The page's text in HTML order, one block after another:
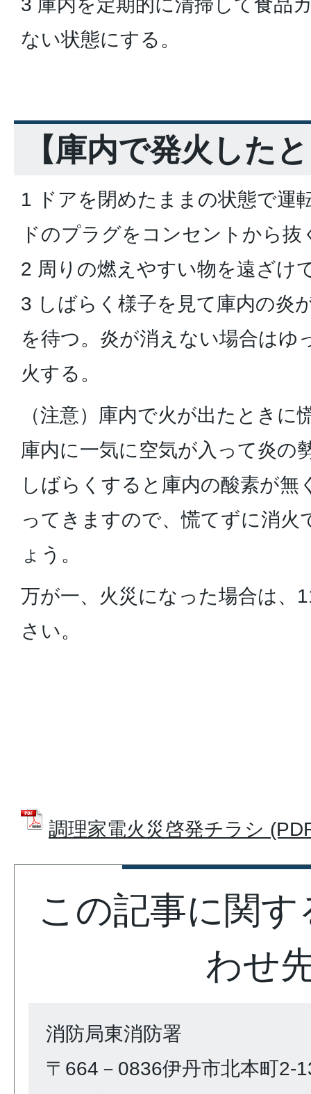
3 庫内を定期的に清掃して食品
ない状態にする。
【庫内で発火した
1 ドアを閉めたままの状態で運
ドのプラグをコンセントから抜
2 周りの燃えやすい物を遠ざけ
3 しばらく様子を見て庫内の炎
を待つ。炎が消えない場合はゆ
火する。
（注意）庫内で火が出たときに
庫内に一気に空気が入って炎の
しばらくすると庫内の酸素が無
ってきますので、慌てずに消火
ょう。
万が一、火災になった場合は、
さい。
調理家電火災啓発チラシ
この記事に関
わせ
消防局東消防署
〒664－0836伊丹市北本町2-